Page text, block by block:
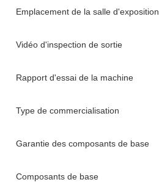
Emplacement de la salle d'exposition
Vidéo d'inspection de sortie
Rapport d'essai de la machine
Type de commercialisation
Garantie des composants de base
Composants de base